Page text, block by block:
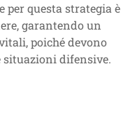
questa strategia è
garantendo un
poiché devono
situazioni difensive.